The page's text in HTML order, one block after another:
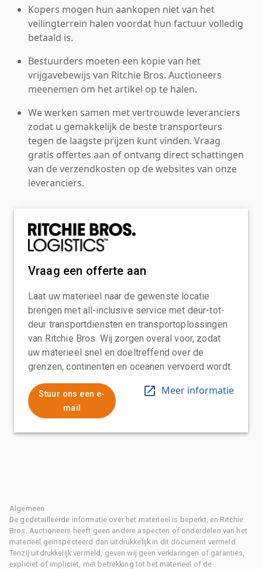
Kopers mogen hun aankopen niet van het
veilingterrein halen voordat hun factuur volledig
betaald is.
Bestuurders moeten een kopie van het
vrijgavebewijs van Ritchie Bros. Auctioneers
meenemen om het artikel op te halen.
We werken samen met vertrouwde leveranciers
zodat u gemakkelijk de beste transporteurs
tegen de laagste prijzen kunt vinden. Vraag
gratis offertes aan of ontvang direct schattingen
van de verzendkosten op de websites van onze
leveranciers.
Vraag een offerte aan
Laat uw materieel naar de gewenste locatie
brengen met all-inclusive service met deur-tot-
deur transportdiensten en transportoplossingen
van Ritchie Bros. Wij zorgen overal voor, zodat
uw materieel snel en doeltreffend over de
grenzen, continenten en oceanen vervoerd wordt.
Stuur ons een e-
mail
Meer informatie
Algemeen
De gedetailleerde informatie over het materieel is beperkt, en Ritchie
Bros. Auctioneers heeft geen andere aspecten of onderdelen van het
materieel geïnspecteerd dan uitdrukkelijk in dit document vermeld.
Tenzij uitdrukkelijk vermeld, geven wij geen verklaringen of garanties,
expliciet of impliciet, met betrekking tot het materieel of de